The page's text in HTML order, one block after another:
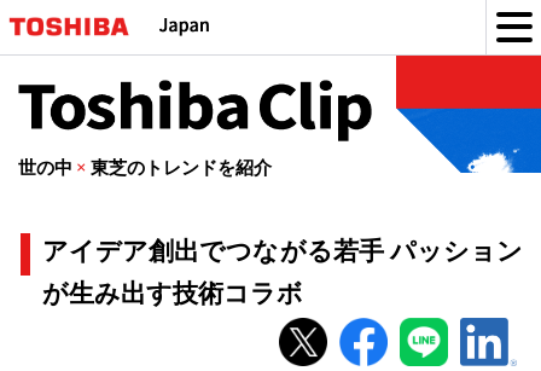
Toshiba
Clip
世の中 × 東芝のトレンドを紹介
アイデア創出でつながる若手 パッション
が生み出す技術コラボ